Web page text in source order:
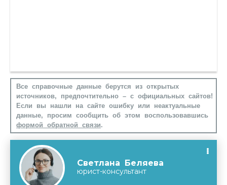
Все справочные данные берутся из открытых
источников, предпочтительно – с официальных сайтов!
Если вы нашли на сайте ошибку или неактуальные
данные, просим сообщить об этом воспользовавшись
формой обратной связи.